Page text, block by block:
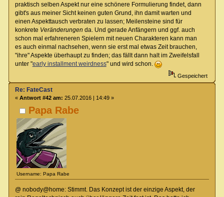
praktisch selben Aspekt nur eine schönere Formulierung findet, dann
gibt's aus meiner Sicht keinen guten Grund, ihn damit warten und
einen Aspekttausch verbraten zu lassen; Meilensteine sind für
konkrete Veränderungen da. Und gerade Anfängern und ggf. auch
schon mal erfahreneren Spielern mit neuen Charakteren kann man
es auch einmal nachsehen, wenn sie erst mal etwas Zeit brauchen,
"ihre" Aspekte überhaupt zu finden; das fällt dann halt im Zweifelsfall
unter "early installment weirdness" und wird schon.
Gespeichert
Papa Rabe
Username: Papa Rabe
Re: FateCast
« Antwort #42 am: 25.07.2016 | 14:49 »
@ nobody@home: Stimmt. Das Konzept ist der einzige Aspekt, der